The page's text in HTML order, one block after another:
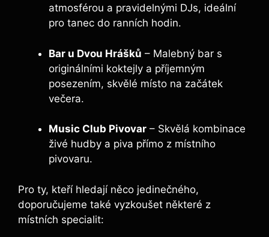
atmosférou a pravidelnými DJs, ideální
pro tanec do ranních hodin.
Bar u Dvou Hrášků – Malebný bar s
originálními koktejly a příjemným
posezením, skvělé místo na začátek
večera.
Music Club Pivovar – Skvělá kombinace
živé hudby a piva přímo z místního
pivovaru.
Pro ty, kteří hledají něco jedinečného,
doporučujeme také vyzkoušet některé z
místních specialit: